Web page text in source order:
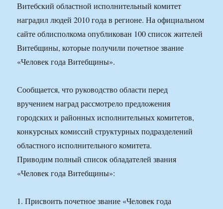
Витебский областной исполнительный комитет
наградил людей 2010 года в регионе. На официальном
сайте облисполкома опубликован 100 список жителей
Витебщины, которые получили почетное звание
«Человек года Витебщины».
Сообщается, что руководство области перед
вручением наград рассмотрело предложения
городских и районных исполнительных комитетов,
конкурсных комиссий структурных подразделений
областного исполнительного комитета.
Приводим полный список обладателей звания
«Человек года Витебщины»:
1. Присвоить почетное звание «Человек года